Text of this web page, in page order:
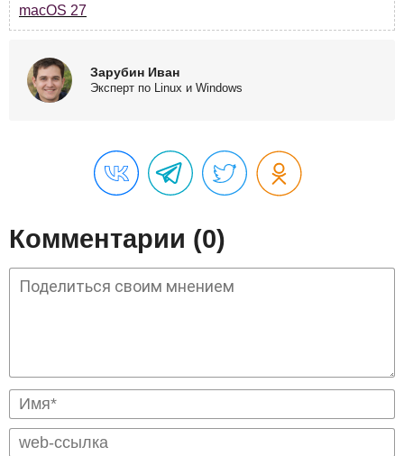
macOS 27
Зарубин Иван
Эксперт по Linux и Windows
Комментарии (0)